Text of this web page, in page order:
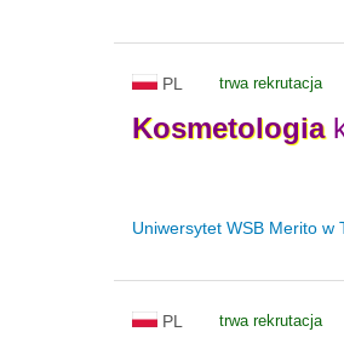
PL trwa rekrutacja
Kosmetologia
Uniwersytet WSB Merito w
PL trwa rekrutacja